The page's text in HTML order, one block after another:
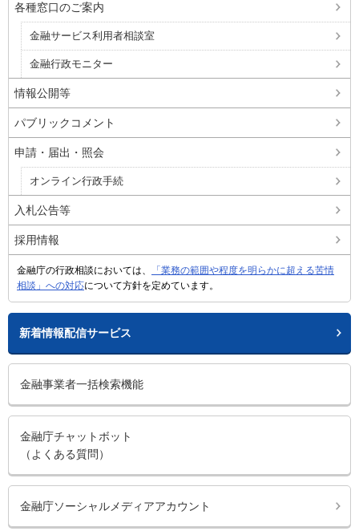
各種窓口のご案内
金融サービス利用者相談室
金融行政モニター
情報公開等
パブリックコメント
申請・届出・照会
オンライン行政手続
入札公告等
採用情報
金融庁の行政相談においては、
「業務の範囲や程度を明らかに超える苦情
相談」への対応について方針を定めています。
新着情報配信サービス
金融事業者一括検索機能
金融庁チャットボット
（よくある質問）
金融庁ソーシャルメディアアカウント